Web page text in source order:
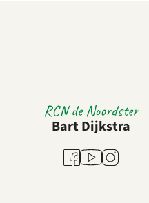
RCN de Noordster
Bart Dijkstra
Facebook
YoutubeInstagram